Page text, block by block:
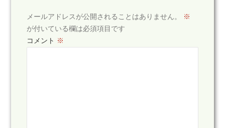
メールアドレスが公開されることはありません。
※
が付いている欄は必須項目です
コメント ※